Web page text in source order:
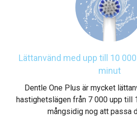
Lättanvänd med upp till 10
minut
Dentle One Plus är mycket
hastighetslägen från 7 000 upp till
mångsidig nog att passa